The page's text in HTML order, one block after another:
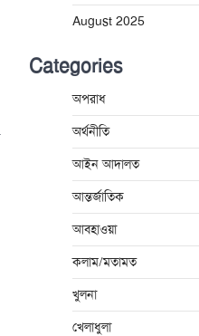
August 2025
Categories
অপরাধ
অর্থনীতি
আইন আদালত
আন্তর্জাতিক
আবহাওয়া
কলাম/মতামত
খুলনা
খেলাধুলা